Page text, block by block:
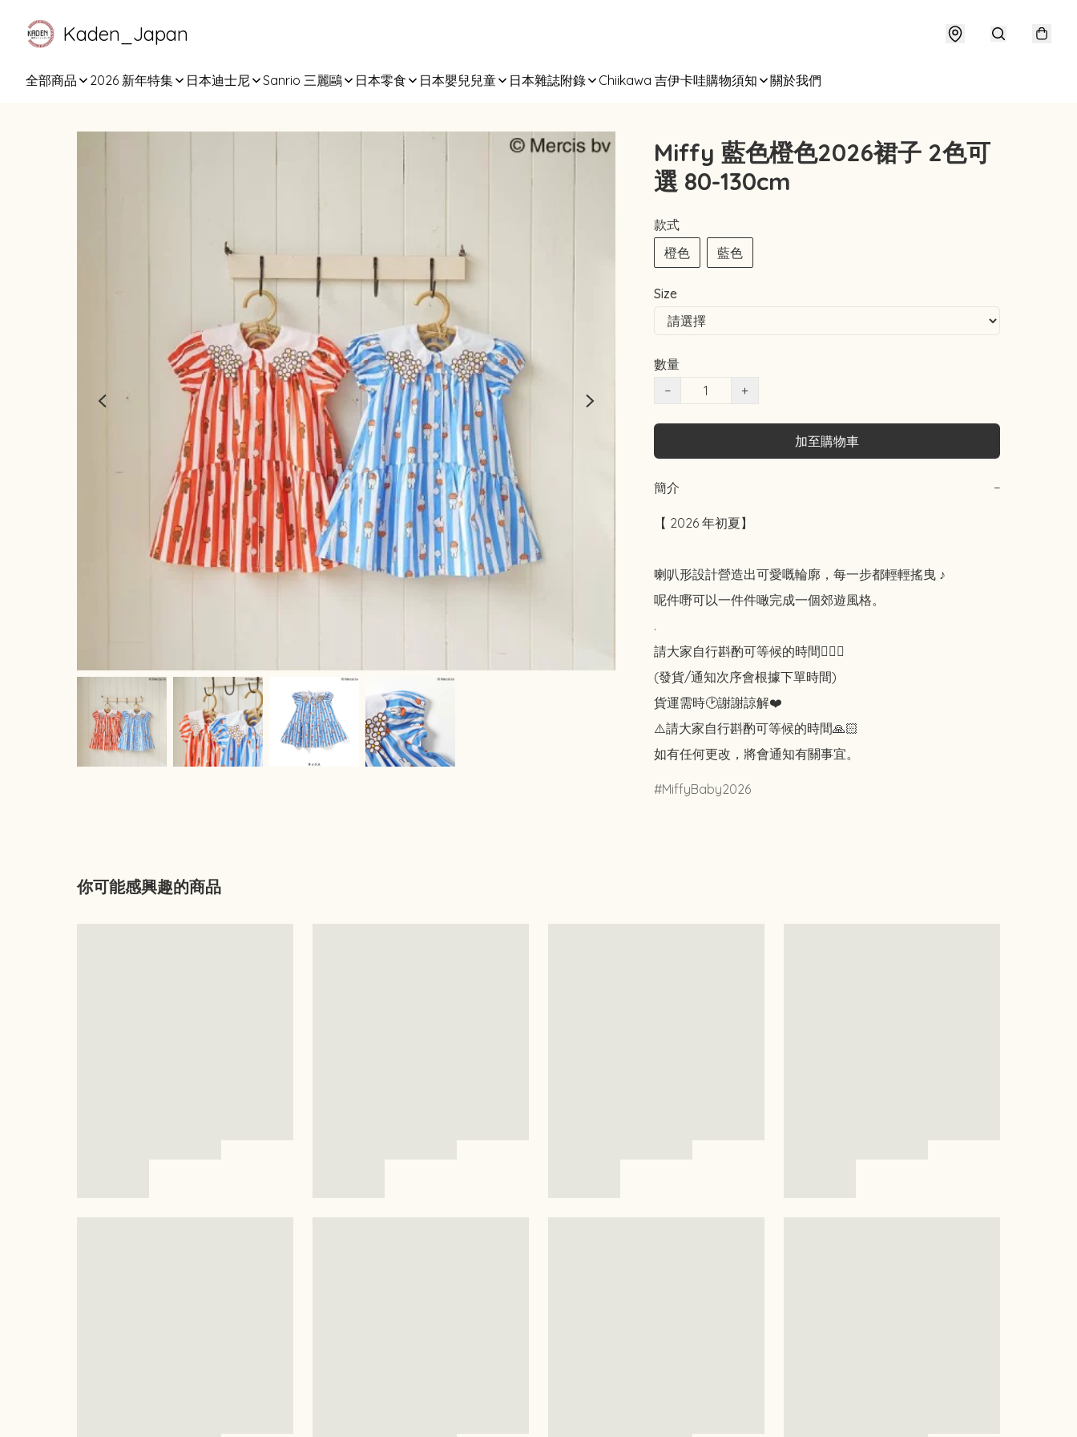
Kaden_Japan
全部商品 2026 新年特集 日本迪士尼 Sanrio 三麗鷗 日本零食 日本嬰兒兒童 日本雜誌附錄 Chiikawa 吉伊卡哇購物須知 關於我們
Miffy 藍色橙色2026裙子 2色可
選 80-130cm
款式
橙色
藍色
Size
數量
−
+
加至購物車
簡介 −
【 2026 年初夏】
喇叭形設計營造出可愛嘅輪廓，每一步都輕輕搖曳 ♪
呢件嘢可以一件件噉完成一個郊遊風格。
.
請大家自行斟酌可等候的時間🙇🏻‍♀️
(發貨/通知次序會根據下單時間)
貨運需時🕑謝謝諒解❤️
⚠️請大家自行斟酌可等候的時間🙏🏻
如有任何更改，將會通知有關事宜。
MiffyBaby2026
你可能感興趣的商品